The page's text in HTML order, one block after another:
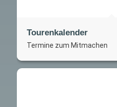
Tourenkalender
Termine zum Mitmachen